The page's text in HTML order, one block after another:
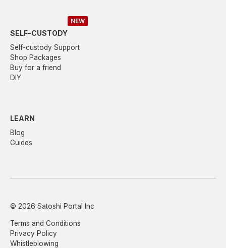
SELF-CUSTODY
NEW
Self-custody Support
Shop Packages
Buy for a friend
DIY
LEARN
Blog
Guides
© 2026 Satoshi Portal Inc
Terms and Conditions
Privacy Policy
Whistleblowing